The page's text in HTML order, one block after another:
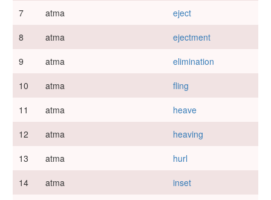
7
atma
eject
8
atma
ejectment
9
atma
elimination
10
atma
fling
11
atma
heave
12
atma
heaving
13
atma
hurl
14
atma
inset